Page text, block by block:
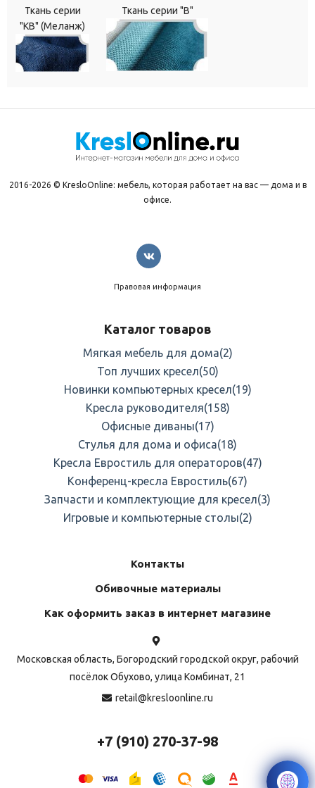
Ткань серии
"КВ" (Меланж)
Ткань серии "В"
2016-2026 © KresloOnline: мебель, которая работает на вас — дома и в
офисе.
Правовая информация
Каталог товаров
Мягкая мебель для дома(2)
Топ лучших кресел(50)
Новинки компьютерных кресел(19)
Кресла руководителя(158)
Офисные диваны(17)
Стулья для дома и офиса(18)
Кресла Евростиль для операторов(47)
Конференц-кресла Евростиль(67)
Запчасти и комплектующие для кресел(3)
Игровые и компьютерные столы(2)
Контакты
Обивочные материалы
Как оформить заказ в интернет магазине
Московская область, Богородский городской округ, рабочий
посёлок Обухово, улица Комбинат, 21
retail@kresloonline.ru
+7 (910) 270-37-98